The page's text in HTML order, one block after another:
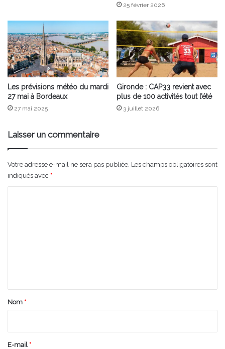
25 février 2026
Les prévisions météo du mardi
27 mai à Bordeaux
27 mai 2025
Gironde : CAP33 revient avec
plus de 100 activités tout l’été
3 juillet 2026
Laisser un commentaire
Votre adresse e-mail ne sera pas publiée. Les champs obligatoires sont
indiqués avec *
a
e
Nom *
E-mail *